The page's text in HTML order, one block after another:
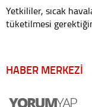
Yetkililer, sıcak
tüketilmesi
HABER MERKEZİ